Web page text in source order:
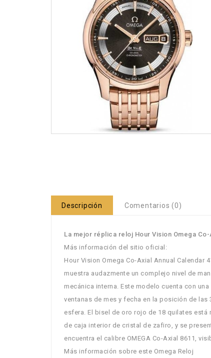
Descripción Comentarios (0)
La mejor réplica reloj Hour Vision Omega
Más información del sitio oficial:
Hour Vision Omega Co-Axial Annual Calendar
muestra audazmente un complejo nivel de
mecánica interna. Este modelo cuenta con
ventanas de mes y fecha en la posición de
esfera. El bisel de oro rojo de 18 quilates
de caja interior de cristal de zafiro, y se
encuentra el calibre OMEGA Co-Axial 8611,
Más información sobre este Omega Reloj